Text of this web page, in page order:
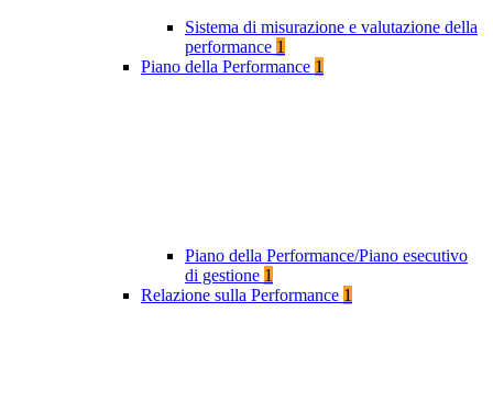
Sistema di misurazione e valutazione della
performance 1
Piano della Performance 1
Piano della Performance/Piano esecutivo
di gestione 1
Relazione sulla Performance 1